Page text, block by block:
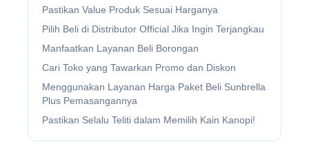
Pastikan Value Produk Sesuai Harganya
Pilih Beli di Distributor Official Jika Ingin Terjangkau
Manfaatkan Layanan Beli Borongan
Cari Toko yang Tawarkan Promo dan Diskon
Menggunakan Layanan Harga Paket Beli Sunbrella
Plus Pemasangannya
Pastikan Selalu Teliti dalam Memilih Kain Kanopi!